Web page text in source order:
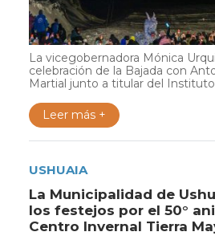
La vicegobernadora Mónica
celebración de la Bajada con
Martial junto a titular del
Leer más +
USHUAIA
La Municipalidad de
los festejos por el 50°
Centro Invernal Tierra